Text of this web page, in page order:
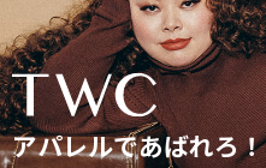
アパレルであばれろ！